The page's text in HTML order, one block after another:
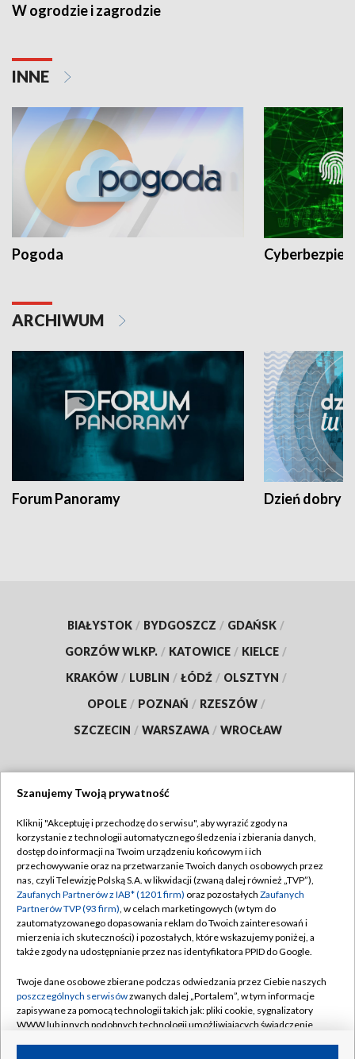
W ogrodzie i zagrodzie
INNE
Pogoda
ARCHIWUM
Forum Panoramy Dzień dobry
BIAŁYSTOK / BYDGOSZCZ / GDAŃSK /
GORZÓW WLKP. / KATOWICE / KIELCE /
KRAKÓW / LUBLIN / ŁÓDŹ / OLSZTYN /
OPOLE / POZNAŃ / RZESZÓW /
SZCZECIN / WARSZAWA / WROCŁAW
TVP
Abonament TVP
Emisja w TVP
Centrum informacji TVP
Naziemna Telewizja Cyfrowa
Rada Programowa
System NOS
Informacje o nadawcy
Regulamin TVP
Polityka prywatności
Moje zgody
Pomoc
Kontakt
Kanały
Szanujemy Twoją prywatność
Kliknij "Akceptuję i przechodzę do serwisu", aby wyrazić zgody na
korzystanie z technologii automatycznego śledzenia i zbierania danych,
dostęp do informacji na Twoim urządzeniu końcowym i ich
przechowywanie oraz na przetwarzanie Twoich danych osobowych przez
nas, czyli Telewizję Polską S.A. w likwidacji (zwaną dalej również „TVP”),
Zaufanych Partnerów z IAB* (1201 firm) oraz pozostałych Zaufanych
Partnerów TVP (93 firm), w celach marketingowych (w tym do
zautomatyzowanego dopasowania reklam do Twoich zainteresowań i
mierzenia ich skuteczności) i pozostałych, które wskazujemy poniżej, a
także zgody na udostępnianie przez nas identyfikatora PPID do Google.
Twoje dane osobowe zbierane podczas odwiedzania przez Ciebie naszych
poszczególnych serwisówzwanych dalej „Portalem”, w tym informacje
zapisywane za pomocą technologii takich jak: pliki cookie, sygnalizatory
WWW lub innych podobnych technologii umożliwiających świadczenie